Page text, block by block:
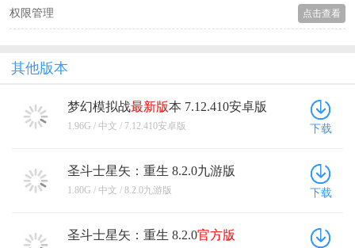
权限管理 点击查看
其他版本
梦幻模拟战最新版本 7.12.410安卓版
1.96G / 中文 / 7.12.410安卓版 下载
圣斗士星矢：重生 8.2.0九游版
1.80G / 中文 / 8.2.0九游版 下载
圣斗士星矢：重生 8.2.0官方版